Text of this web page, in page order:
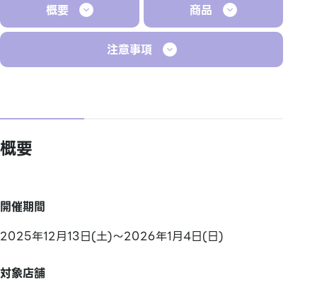
概要 商品
注意事項
概要
開催期間
2025年12月13日(土)～2026年1月4日(日)
対象店舗